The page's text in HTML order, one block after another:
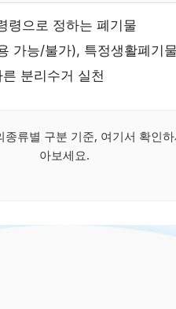
령으로 정하는 폐기물
가능/불가), 특정생활폐기
분리수거 실천
류별 구분 기준, 여기서 확인
아보세요.